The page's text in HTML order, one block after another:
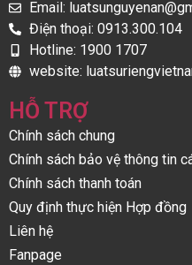
Email:
Điện thoại: 0913.300.104
Hotline: 1900 1707
website:
HỖ TRỢ
Chính sách chung
Chính sách bảo vệ thông tin
Chính sách thanh toán
Quy định thực hiện Hợp đồng
Liên hệ
Fanpage